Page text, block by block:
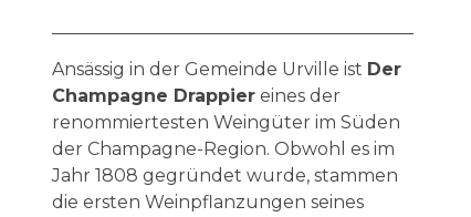
Ansässig in der Gemeinde Urville ist Der
Champagne Drappiereines der
renommiertesten Weingüter im Süden
der Champagne-Region. Obwohl es im
Jahr 1808 gegründet wurde, stammen
die ersten Weinpflanzungen seines